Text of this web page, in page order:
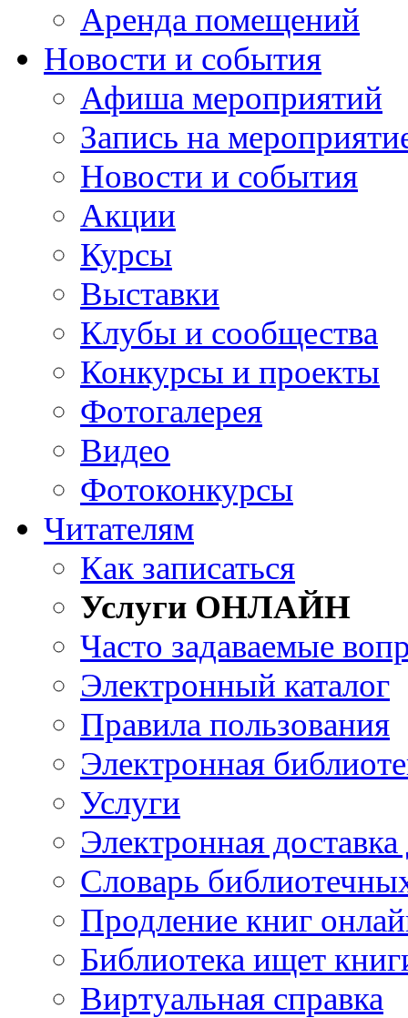
Аренда помещений
Новости и события
Афиша мероприятий
Запись на
Новости и события
Акции
Курсы
Выставки
Клубы и сообщества
Конкурсы и проекты
Фотогалерея
Видео
Фотоконкурсы
Читателям
Как записаться
Услуги ОНЛАЙН
Часто задаваемые
Электронный каталог
Правила пользования
Электронная
Услуги
Электронная
Словарь
Продление книг
Библиотека ищет
Виртуальная справка